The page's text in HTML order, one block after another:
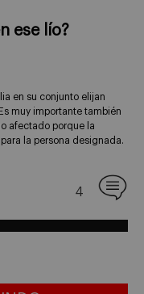
ese lío?
en su conjunto elijan
muy importante también
afectado porque la
la persona designada.
4